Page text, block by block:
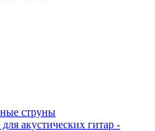
струны
акустических гитар -